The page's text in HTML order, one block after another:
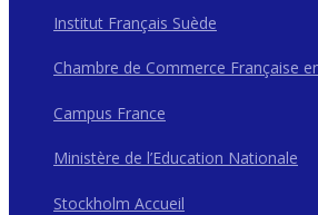
Institut Français Suède
Chambre de Commerce Française
Campus France
Ministère de l’Education Nationale
Stockholm Accueil